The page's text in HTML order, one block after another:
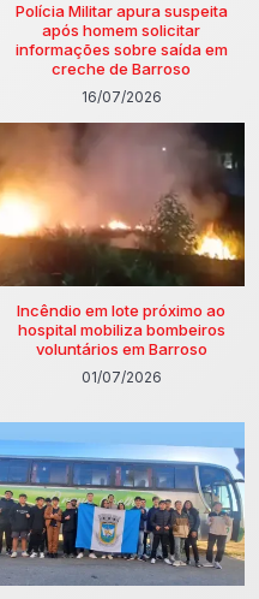
Polícia Militar apura suspeita
após homem solicitar
informações sobre saída em
creche de Barroso
16/07/2026
Incêndio em lote próximo ao
hospital mobiliza bombeiros
voluntários em Barroso
01/07/2026